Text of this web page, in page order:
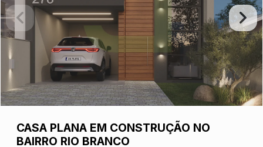
CASA PLANA EM CONSTRUÇÃO NO
BAIRRO RIO BRANCO